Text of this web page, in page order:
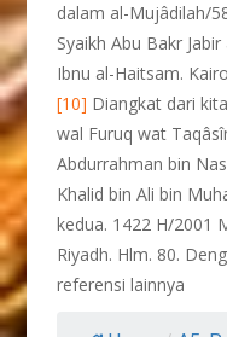
dalam al-Mujâdilah/
Syaikh Abu Bakr
Ibnu al-Haitsam.
[10] Diangkat dari
wal Furuq wat
Abdurrahman bin
Khalid bin Ali bin
kedua. 1422 H/2001
Riyadh. Hlm. 80.
referensi lainnya